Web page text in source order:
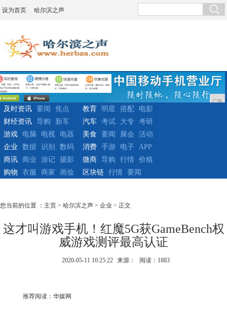
设为首页 哈尔滨之声
广告
及时资讯 要闻
焦点
财经资讯
导购 新车
教育 明星 搭配
电影
汽车
考试 大专
考研
游戏
电脑 电视
电器
企业
数据 识别 数码
美食 要闻 展会
活动
消费
手游 电子
APP
商讯
商业 游记
摄影
购物
衣服 商家 画妆
微商 导购 行情
价格
区块链
行情 要闻
您当前的位置 ： 主页 > 哈尔滨之声 > 企业 > 正文
这才叫游戏手机！红魔5G获GameBench权
威游戏测评最高认证
2020-05-11 10:25:22 来源： 阅读：1883
推荐阅读： 华媒网